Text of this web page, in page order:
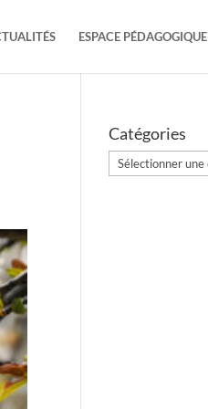
ESPACE PÉDAGOGIQUE
Catégories
Catégories